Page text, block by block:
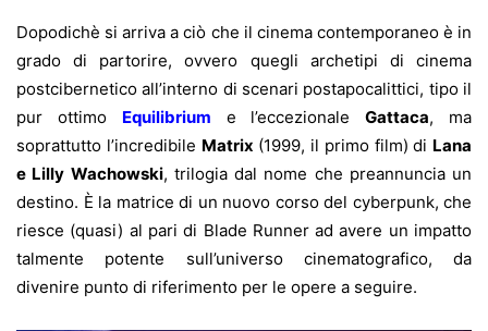
Dopodichè si arriva a ciò che il cinema contemporaneo è in
grado di partorire, ovvero quegli archetipi di cinema
postcibernetico all’interno di scenari postapocalittici, tipo il
pur ottimo Equilibrium e l’eccezionaleGattaca, ma
soprattutto l’incredibile Matrix (1999, il primo film) di Lana
e Lilly Wachowski, trilogia dal nome che preannuncia un
destino. È la matrice di un nuovo corso del cyberpunk, che
riesce (quasi) al pari di Blade Runner ad avere un impatto
talmente potente sull’universo cinematografico, da
divenire punto di riferimento per le opere a seguire.